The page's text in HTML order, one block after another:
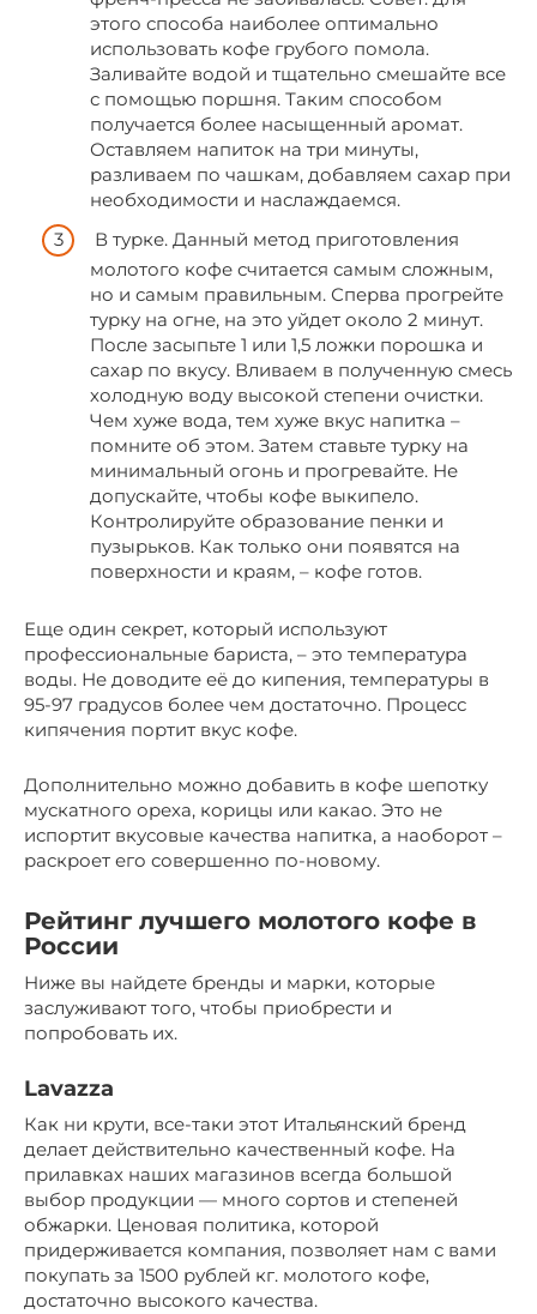
этого способа наиболее оптимально
использовать кофе грубого помола.
Заливайте водой и тщательно смешайте все
с помощью поршня. Таким способом
получается более насыщенный аромат.
Оставляем напиток на три минуты,
разливаем по чашкам, добавляем сахар при
необходимости и наслаждаемся.
В турке. Данный метод приготовления
молотого кофе считается самым сложным,
но и самым правильным. Сперва прогрейте
турку на огне, на это уйдет около 2 минут.
После засыпьте 1 или 1,5 ложки порошка и
сахар по вкусу. Вливаем в полученную смесь
холодную воду высокой степени очистки.
Чем хуже вода, тем хуже вкус напитка –
помните об этом. Затем ставьте турку на
минимальный огонь и прогревайте. Не
допускайте, чтобы кофе выкипело.
Контролируйте образование пенки и
пузырьков. Как только они появятся на
поверхности и краям, – кофе готов.
Еще один секрет, который используют
профессиональные бариста, – это температура
воды. Не доводите её до кипения, температуры в
95-97 градусов более чем достаточно. Процесс
кипячения портит вкус кофе.
Дополнительно можно добавить в кофе шепотку
мускатного ореха, корицы или какао. Это не
испортит вкусовые качества напитка, а наоборот –
раскроет его совершенно по-новому.
Рейтинг лучшего молотого кофе в
России
Ниже вы найдете бренды и марки, которые
заслуживают того, чтобы приобрести и
попробовать их.
Lavazza
Как ни крути, все-таки этот Итальянский бренд
делает действительно качественный кофе. На
прилавках наших магазинов всегда большой
выбор продукции — много сортов и степеней
обжарки. Ценовая политика, которой
придерживается компания, позволяет нам с вами
покупать за 1500 рублей кг. молотого кофе,
достаточно высокого качества.